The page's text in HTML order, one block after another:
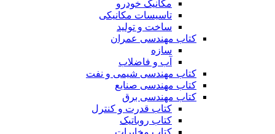
مکانیک خودرو
تاسیسات مکانیکی
ساخت و تولید
کتاب مهندسی عمران
سازه
آب و فاضلاب
کتاب مهندسی شیمی و نفت
کتاب مهندسی صنایع
کتاب مهندسی برق
کتاب قدرت و کنترل
کتاب روباتیک
کتاب مخابرات